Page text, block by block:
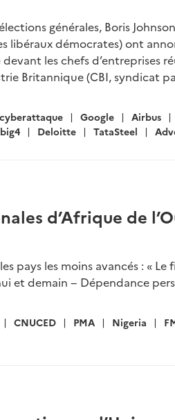
générales, Boris
libéraux démocrates) ont
les chefs d’entreprises
Britannique (CBI, syndicat
cyberattaque Google Airbus
big4 Deloitte TataSteel
d’Afrique de
pays les moins avancés : « Le
et demain − Dépendance
CNUCED PMA Nigeria